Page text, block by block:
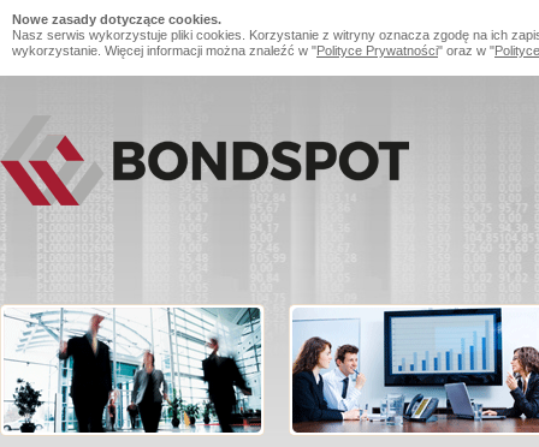
Nowe zasady dotyczące cookies.
Nasz serwis wykorzystuje pliki cookies. Korzystanie z witryny oznacza zgodę na ich
wykorzystanie. Więcej informacji można znaleźć w "Polityce Prywatności" oraz w "